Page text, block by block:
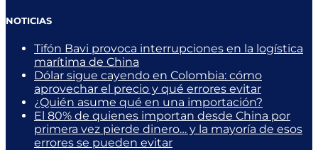
NOTICIAS
Tifón Bavi provoca interrupciones en la logística
marítima de China
Dólar sigue cayendo en Colombia: cómo
aprovechar el precio y qué errores evitar
¿Quién asume qué en una importación?
El 80% de quienes importan desde China por
primera vez pierde dinero… y la mayoría de esos
errores se pueden evitar